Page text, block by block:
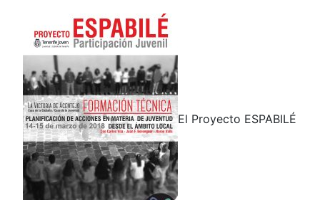
El Proyecto ESPABILÉ